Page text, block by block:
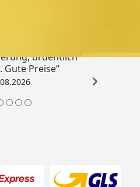
ordentlich
Gute Preise“